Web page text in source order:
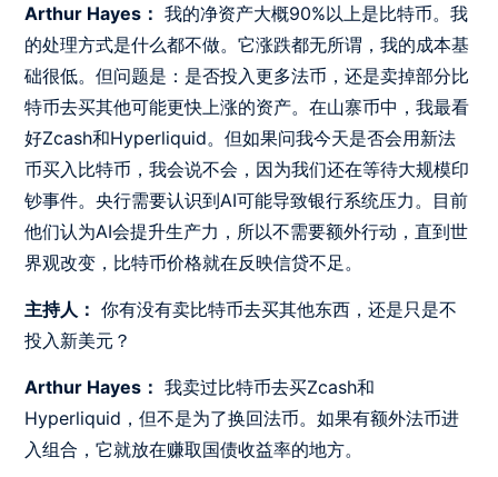
Arthur Hayes： 我的净资产大概90%以上是比特币。我
的处理方式是什么都不做。它涨跌都无所谓，我的成本基
础很低。但问题是：是否投入更多法币，还是卖掉部分比
特币去买其他可能更快上涨的资产。在山寨币中，我最看
好Zcash和Hyperliquid。但如果问我今天是否会用新法
币买入比特币，我会说不会，因为我们还在等待大规模印
钞事件。央行需要认识到AI可能导致银行系统压力。目前
他们认为AI会提升生产力，所以不需要额外行动，直到世
界观改变，比特币价格就在反映信贷不足。
主持人： 你有没有卖比特币去买其他东西，还是只是不
投入新美元？
Arthur Hayes： 我卖过比特币去买Zcash和
Hyperliquid，但不是为了换回法币。如果有额外法币进
入组合，它就放在赚取国债收益率的地方。